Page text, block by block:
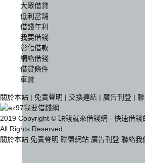
大眾借貸
低利當舖
借錢年利
我要借錢
彰化借款
網絡借錢
借貸條件
車貸
關於本站 | 免責聲明 | 交換連結 | 廣告刊登 |
2019 Copyright © 缺錢就來借錢網 - 快速借錢
All Rights Reserved.
關於本站 免責聲明 聯盟網站 廣告刊登 聯絡我